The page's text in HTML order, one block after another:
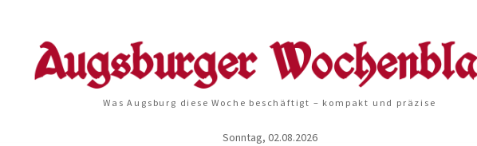
Was Augsburg diese Woche beschäftigt – kompakt und präzise
Sonntag, 02.08.2026